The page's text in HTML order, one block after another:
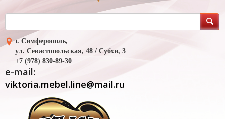
г. Симферополь,
ул. Севастопольская, 48 / Субхи, 3
+7 (978) 830-89-30
e-mail:
viktoria.mebel.line@mail.ru